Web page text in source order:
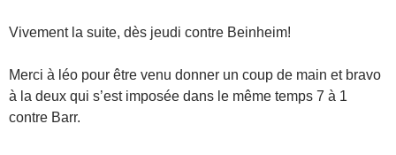
Vivement la suite, dès jeudi contre Beinheim!
Merci à léo pour être venu donner un coup de main et bravo
à la deux qui s’est imposée dans le même temps 7 à 1
contre Barr.